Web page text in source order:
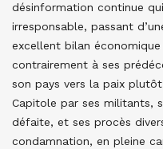
désinformation continue
irresponsable, passant
excellent bilan
contrairement à ses
son pays vers la paix plutôt
Capitole par ses militants,
défaite, et ses procès
condamnation, en pleine